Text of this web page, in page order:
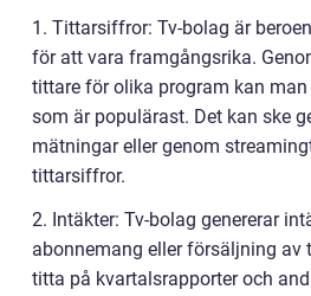
1. Tittarsiffror: Tv-bolag är
för att vara framgångsrika.
tittare för olika program kan
som är populärast. Det kan ske
mätningar eller genom
tittarsiffror.
2. Intäkter: Tv-bolag genererar
abonnemang eller försäljning av
titta på kvartalsrapporter och